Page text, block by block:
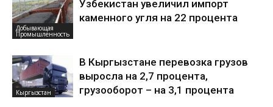
Добывающая
Промышленность
Узбекистан увеличил импорт
каменного угля на 22 процента
Кыргызстан
В Кыргызстане перевозка грузов
выросла на 2,7 процента,
грузооборот – на 3,1 процента